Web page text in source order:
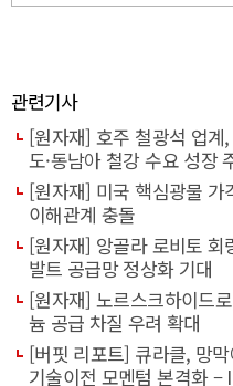
관련기사
[원자재] 호주 철광석 업
도·동남아 철강 수요 성장
[원자재] 미국 핵심광물
이해관계 충돌
[원자재] 앙골라 로비토
발트 공급망 정상화 기대
[원자재] 노르스크하이드
늄 공급 차질 우려 확대
[버핏 리포트] 큐라클, 망
기술이전 모멘텀 본격화 –